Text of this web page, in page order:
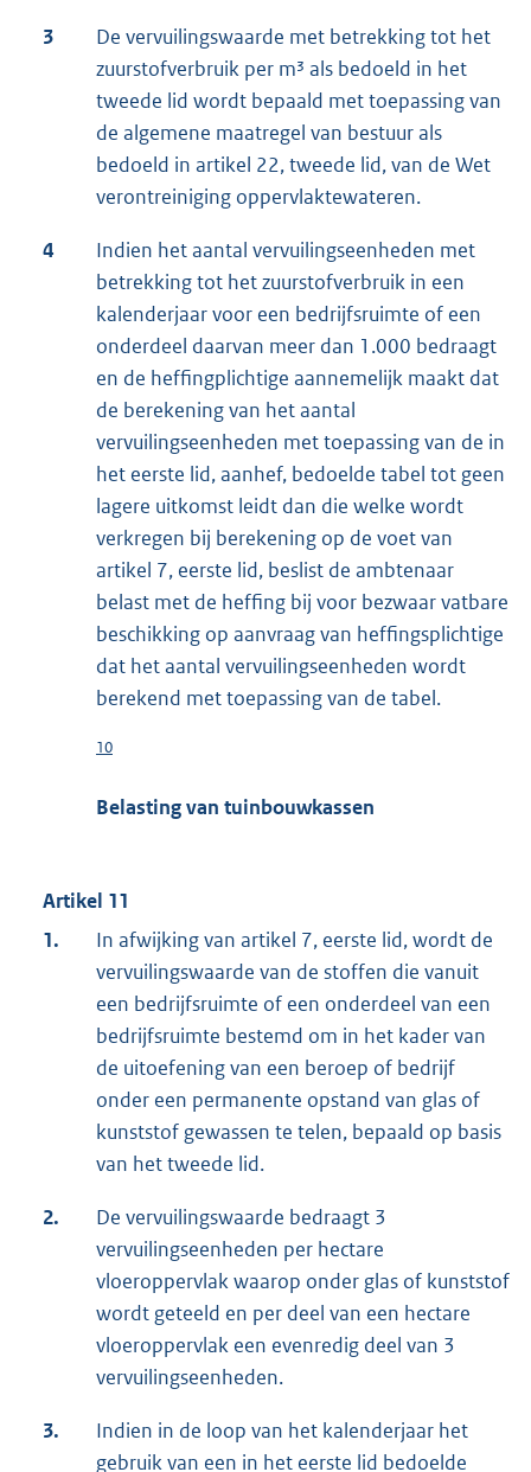
3
De vervuilingswaarde met betrekking tot het
zuurstofverbruik per m³ als bedoeld in het
tweede lid wordt bepaald met toepassing van
de algemene maatregel van bestuur als
bedoeld in artikel 22, tweede lid, van de Wet
verontreiniging oppervlaktewateren.
4
Indien het aantal vervuilingseenheden met
betrekking tot het zuurstofverbruik in een
kalenderjaar voor een bedrijfsruimte of een
onderdeel daarvan meer dan 1.000 bedraagt
en de heffingplichtige aannemelijk maakt dat
de berekening van het aantal
vervuilingseenheden met toepassing van de in
het eerste lid, aanhef, bedoelde tabel tot geen
lagere uitkomst leidt dan die welke wordt
verkregen bij berekening op de voet van
artikel 7, eerste lid, beslist de ambtenaar
belast met de heffing bij voor bezwaar vatbare
beschikking op aanvraag van heffingsplichtige
dat het aantal vervuilingseenheden wordt
berekend met toepassing van de tabel.
10
Belasting van tuinbouwkassen
Artikel 11
1.
In afwijking van artikel 7, eerste lid, wordt de
vervuilingswaarde van de stoffen die vanuit
een bedrijfsruimte of een onderdeel van een
bedrijfsruimte bestemd om in het kader van
de uitoefening van een beroep of bedrijf
onder een permanente opstand van glas of
kunststof gewassen te telen, bepaald op basis
van het tweede lid.
2.
De vervuilingswaarde bedraagt 3
vervuilingseenheden per hectare
vloeroppervlak waarop onder glas of kunststof
wordt geteeld en per deel van een hectare
vloeroppervlak een evenredig deel van 3
vervuilingseenheden.
3.
Indien in de loop van het kalenderjaar het
gebruik van een in het eerste lid bedoelde